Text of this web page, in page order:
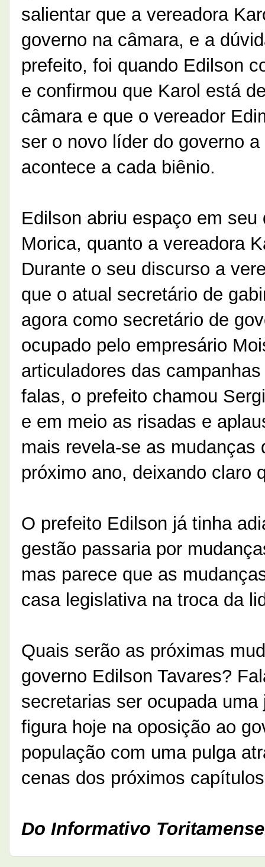
salientar que a vereadora
governo na câmara, e a
prefeito, foi quando Edilson
e confirmou que Karol está
câmara e que o vereador
ser o novo líder do governo
acontece a cada biênio.
Edilson abriu espaço em
Morica, quanto a vereadora
Durante o seu discurso a
que o atual secretário de
agora como secretário de
ocupado pelo empresário
articuladores das
falas, o prefeito chamou
e em meio as risadas e
mais revela-se as mudanças
próximo ano, deixando claro
O prefeito Edilson já tinha
gestão passaria por
mas parece que as
casa legislativa na troca da
Quais serão as próximas
governo Edilson Tavares?
secretarias ser ocupada
figura hoje na oposição ao
população com uma pulga
cenas dos próximos
Do Informativo